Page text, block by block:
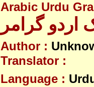
Arabic Urdu
اردو گرامر
Author :
Translator :
Language :